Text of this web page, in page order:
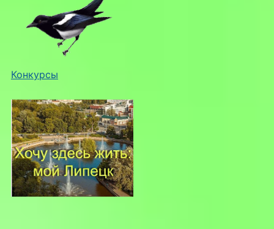
Конкурсы